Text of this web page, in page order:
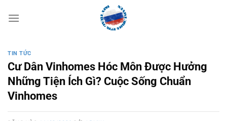
qua
TIN TỨC
Cư Dân Vinhomes Hóc Môn Được Hưởng
Những Tiện Ích Gì? Cuộc Sống Chuẩn
Vinhomes